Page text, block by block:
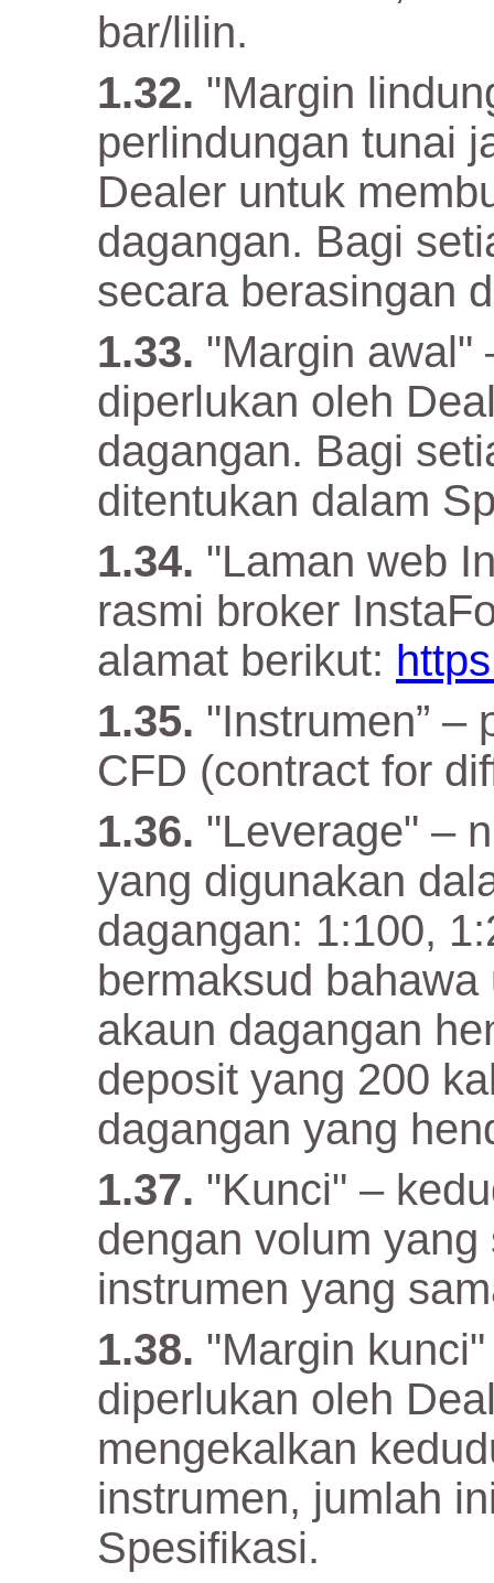
bar/lilin.
"Margin
perlindungan tunai
Dealer untuk
dagangan. Bagi
secara berasingan
"Margin awal"
diperlukan oleh
dagangan. Bagi
ditentukan dalam
"Laman web
rasmi broker
alamat berikut:
"Instrumen” –
CFD (contract for
"Leverage" –
yang digunakan
dagangan: 1:100,
bermaksud
akaun dagangan
deposit yang 200
dagangan yang
"Kunci" –
dengan volum
instrumen yang
"Margin
diperlukan oleh
mengekalkan
instrumen, jumlah
Spesifikasi.